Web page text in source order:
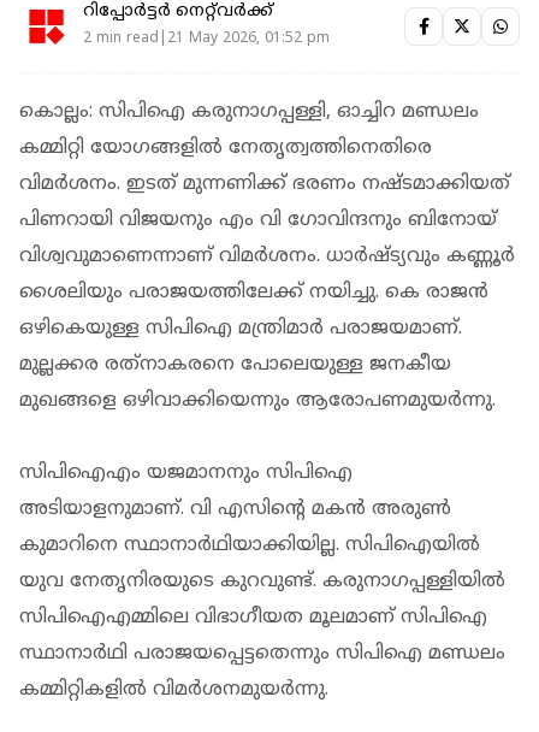
റിപ്പോർട്ടർ നെറ്റ്‌വര്‍ക്ക്‌
2 min read|21 May 2026, 01:52 pm
കൊല്ലം: സിപിഐ കരുനാഗപ്പള്ളി, ഓച്ചിറ മണ്ഡലം
കമ്മിറ്റി യോഗങ്ങളില്‍ നേതൃത്വത്തിനെതിരെ
വിമര്‍ശനം. ഇടത് മുന്നണിക്ക് ഭരണം നഷ്ടമാക്കിയത്
പിണറായി വിജയനും എം വി ഗോവിന്ദനും ബിനോയ്
വിശ്വവുമാണെന്നാണ് വിമര്‍ശനം. ധാര്‍ഷ്ട്യവും കണ്ണൂര്‍
ശൈലിയും പരാജയത്തിലേക്ക് നയിച്ചു. കെ രാജന്‍
ഒഴികെയുള്ള സിപിഐ മന്ത്രിമാര്‍ പരാജയമാണ്.
മുല്ലക്കര രത്‌നാകരനെ പോലെയുള്ള ജനകീയ
മുഖങ്ങളെ ഒഴിവാക്കിയെന്നും ആരോപണമുയര്‍ന്നു.
സിപിഐഎം യജമാനനും സിപിഐ
അടിയാളനുമാണ്. വി എസിന്റെ മകന്‍ അരുണ്‍
കുമാറിനെ സ്ഥാനാര്‍ഥിയാക്കിയില്ല. സിപിഐയില്‍
യുവ നേതൃനിരയുടെ കുറവുണ്ട്. കരുനാഗപ്പള്ളിയില്‍
സിപിഐഎമ്മിലെ വിഭാഗീയത മൂലമാണ് സിപിഐ
സ്ഥാനാര്‍ഥി പരാജയപ്പെട്ടതെന്നും സിപിഐ മണ്ഡലം
കമ്മിറ്റികളില്‍ വിമര്‍ശനമുയര്‍ന്നു.